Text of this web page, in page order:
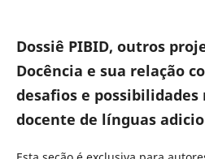
Dossiê PIBID, outros
Docência e sua relação
desafios e possibilidades
docente de línguas